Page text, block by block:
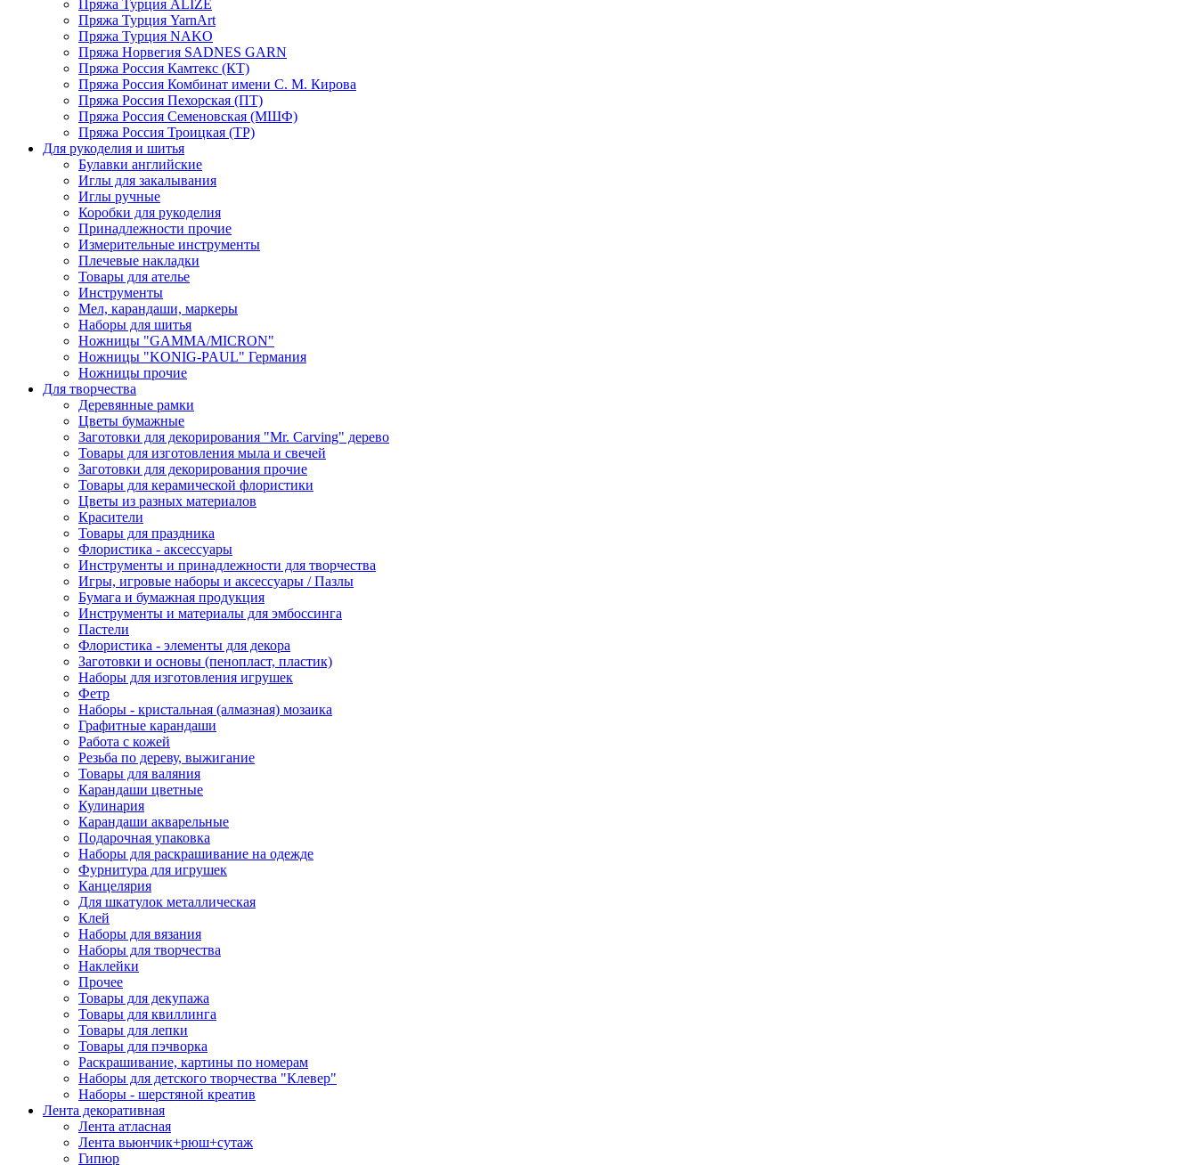
Пряжа Турция ALIZE
Пряжа Турция YarnArt
Пряжа Турция NAKO
Пряжа Норвегия SADNES GARN
Пряжа Россия Камтекс (КТ)
Пряжа Россия Комбинат имени С. М. Кирова
Пряжа Россия Пехорская (ПТ)
Пряжа Россия Семеновская (МШФ)
Пряжа Россия Троицкая (ТР)
Для рукоделия и шитья
Булавки английские
Иглы для закалывания
Иглы ручные
Коробки для рукоделия
Принадлежности прочие
Измерительные инструменты
Плечевые накладки
Товары для ателье
Инструменты
Мел, карандаши, маркеры
Наборы для шитья
Ножницы "GAMMA/MICRON"
Ножницы "KONIG-PAUL" Германия
Ножницы прочие
Для творчества
Деревянные рамки
Цветы бумажные
Заготовки для декорирования "Mr. Carving" дерево
Товары для изготовления мыла и свечей
Заготовки для декорирования прочие
Товары для керамической флористики
Цветы из разных материалов
Красители
Товары для праздника
Флористика - аксессуары
Инструменты и принадлежности для творчества
Игры, игровые наборы и аксессуары / Пазлы
Бумага и бумажная продукция
Инструменты и материалы для эмбоссинга
Пастели
Флористика - элементы для декора
Заготовки и основы (пенопласт, пластик)
Наборы для изготовления игрушек
Фетр
Наборы - кристальная (алмазная) мозаика
Графитные карандаши
Работа с кожей
Резьба по дереву, выжигание
Товары для валяния
Карандаши цветные
Кулинария
Карандаши акварельные
Подарочная упаковка
Наборы для раскрашивание на одежде
Фурнитура для игрушек
Канцелярия
Для шкатулок металлическая
Клей
Наборы для вязания
Наборы для творчества
Наклейки
Прочее
Товары для декупажа
Товары для квиллинга
Товары для лепки
Товары для пэчворка
Раскрашивание, картины по номерам
Наборы для детского творчества "Клевер"
Наборы - шерстяной креатив
Лента декоративная
Лента атласная
Лента вьюнчик+рюш+сутаж
Гипюр